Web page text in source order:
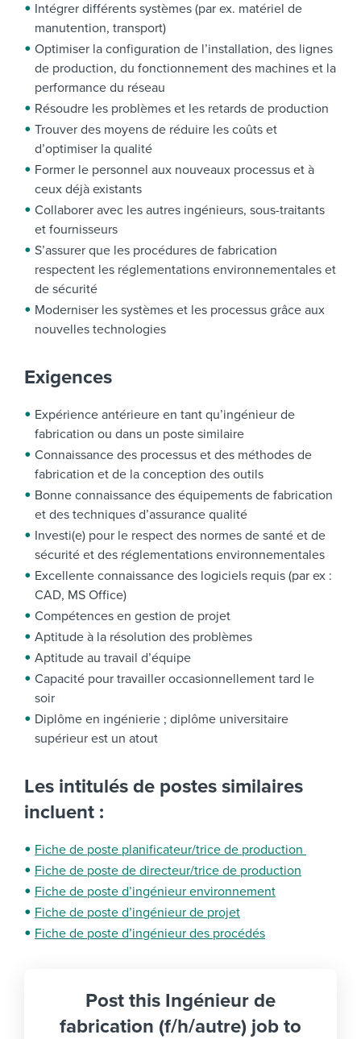
Intégrer différents systèmes (par ex. matériel de
manutention, transport)
Optimiser la configuration de l’installation, des lignes
de production, du fonctionnement des machines et la
performance du réseau
Résoudre les problèmes et les retards de production
Trouver des moyens de réduire les coûts et
d’optimiser la qualité
Former le personnel aux nouveaux processus et à
ceux déjà existants
Collaborer avec les autres ingénieurs, sous-traitants
et fournisseurs
S’assurer que les procédures de fabrication
respectent les réglementations environnementales et
de sécurité
Moderniser les systèmes et les processus grâce aux
nouvelles technologies
Exigences
Expérience antérieure en tant qu’ingénieur de
fabrication ou dans un poste similaire
Connaissance des processus et des méthodes de
fabrication et de la conception des outils
Bonne connaissance des équipements de fabrication
et des techniques d’assurance qualité
Investi(e) pour le respect des normes de santé et de
sécurité et des réglementations environnementales
Excellente connaissance des logiciels requis (par ex :
CAD, MS Office)
Compétences en gestion de projet
Aptitude à la résolution des problèmes
Aptitude au travail d’équipe
Capacité pour travailler occasionnellement tard le
soir
Diplôme en ingénierie ; diplôme universitaire
supérieur est un atout
Les intitulés de postes similaires
incluent :
Fiche de poste planificateur/trice de production
Fiche de poste de directeur/trice de production
Fiche de poste d’ingénieur environnement
Fiche de poste d’ingénieur de projet
Fiche de poste d’ingénieur des procédés
Post this Ingénieur de
fabrication (f/h/autre) job to